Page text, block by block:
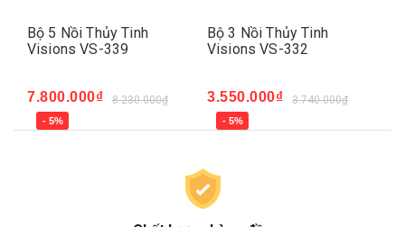
Bộ 5 Nồi Thủy Tinh
Visions VS-339
7.800.000₫ 8.230.000₫
- 5%
Bộ 3 Nồi Thủy Tinh
Visions VS-332
3.550.000₫ 3.740.000₫
- 5%